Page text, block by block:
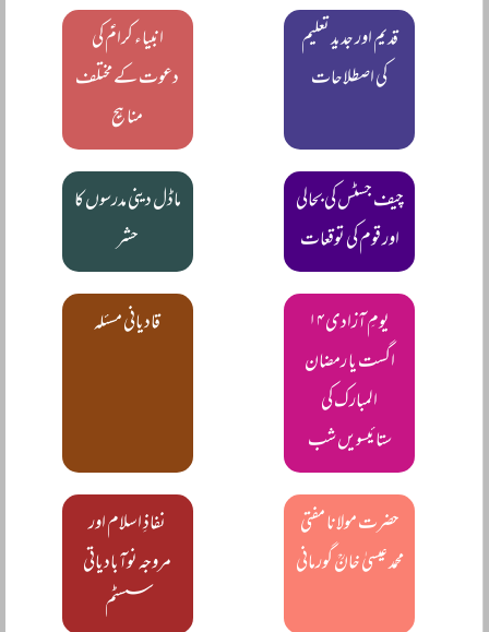
قدیم اور جدید تعلیم
کی اصطلاحات
انبیاء کرامؑ کی
دعوت کے مختلف
مناہج
چیف جسٹس کی بحالی
اور قوم کی توقعات
ماڈل دینی مدرسوں کا
حشر
یومِ آزادی ۱۴
اگست یا رمضان
المبارک کی
ستائیسویں شب
قادیانی مسئلہ
حضرت مولانا مفتی
محمد عیسیٰ خانؒ گورمانی
نفاذِ اسلام اور
مروجہ نوآبادیاتی
سسٹم